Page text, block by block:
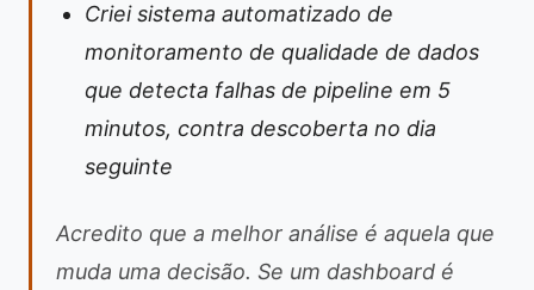
Criei sistema automatizado de
monitoramento de qualidade de dados
que detecta falhas de pipeline em 5
minutos, contra descoberta no dia
seguinte
Acredito que a melhor análise é aquela que
muda uma decisão. Se um dashboard é